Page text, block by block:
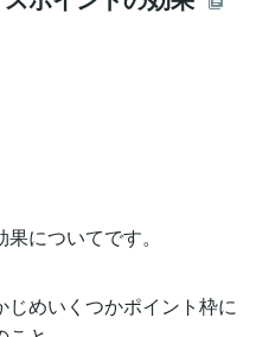
についてです。
めいくつかポイント枠に